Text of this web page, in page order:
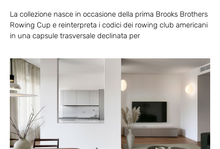
La collezione nasce in occasione della prima Brooks Brothers
Rowing Cup e reinterpreta i codici dei rowing club americani
in una capsule trasversale declinata per